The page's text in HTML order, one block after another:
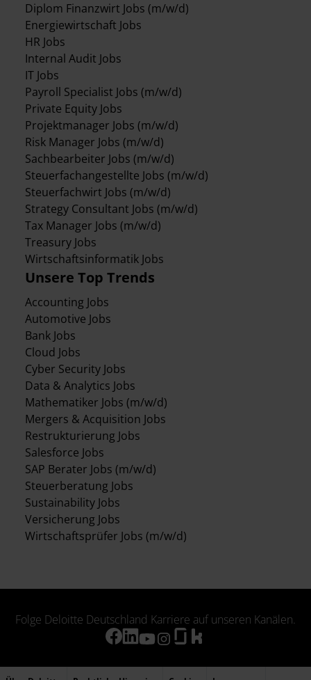
Unsere Top Trends
Accounting Jobs
Automotive Jobs
Bank Jobs
Cloud Jobs
Cyber Security Jobs
Data & Analytics Jobs
Mathematiker Jobs (m/w/d)
Mergers & Acquisition Jobs
Restrukturierung Jobs
Salesforce Jobs
SAP Berater Jobs (m/w/d)
Steuerberatung Jobs
Sustainability Jobs
Versicherung Jobs
Wirtschaftsprüfer Jobs (m/w/d)
Diplom Finanzwirt Jobs (m/w/d)
Energiewirtschaft Jobs
HR Jobs
Internal Audit Jobs
IT Jobs
Payroll Specialist Jobs (m/w/d)
Private Equity Jobs
Projektmanager Jobs (m/w/d)
Risk Manager Jobs (m/w/d)
Sachbearbeiter Jobs (m/w/d)
Steuerfachangestellte Jobs (m/w/d)
Steuerfachwirt Jobs (m/w/d)
Strategy Consultant Jobs (m/w/d)
Tax Manager Jobs (m/w/d)
Treasury Jobs
Wirtschaftsinformatik Jobs
Folge Deloitte Deutschland Karriere auf unseren Kanälen.